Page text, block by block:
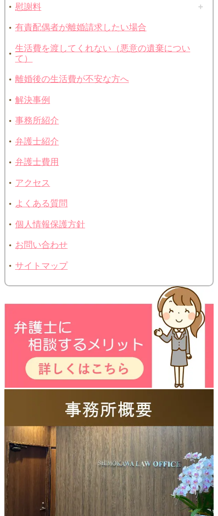
慰謝料
有責配偶者が離婚請求したい場合
生活費を渡してくれない（悪意の遺棄につい
て）
離婚後の生活費が不安な方へ
解決事例
事務所紹介
弁護士紹介
弁護士費用
アクセス
よくある質問
個人情報保護方針
お問い合わせ
サイトマップ